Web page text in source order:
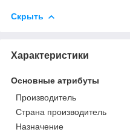
Скрыть
Характеристики
Основные атрибуты
Производитель
Страна производитель
Назначение